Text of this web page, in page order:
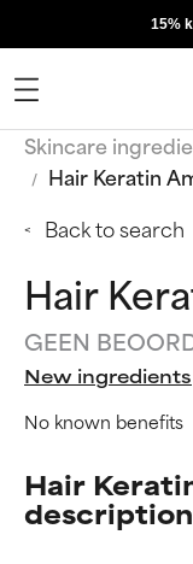
15%
Skincare
Hair Keratin
Back to search
Hair
GEEN
New ingredients
No known benefits
Hair
description